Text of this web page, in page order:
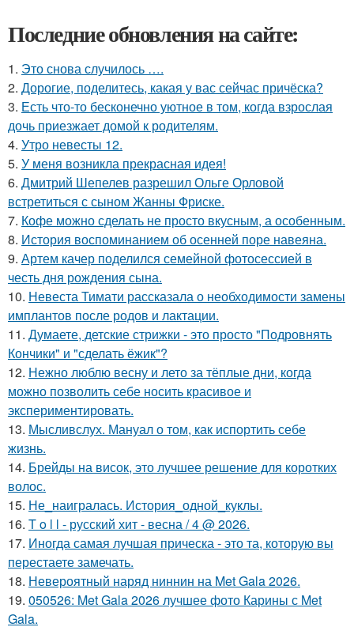
Последние обновления на сайте:
1. Это снова случилось ….
2. Дорогие, поделитесь, какая у вас сейчас причёска?
3. Есть что-то бесконечно уютное в том, когда взрослая
дочь приезжает домой к родителям.
4. Утро невесты 12.
5. У меня возникла прекрасная идея!
6. Дмитрий Шепелев разрешил Ольге Орловой
встретиться с сыном Жанны Фриске.
7. Кофе можно сделать не просто вкусным, а особенным.
8. История воспоминанием об осенней поре навеяна.
9. Артем качер поделился семейной фотосессией в
честь дня рождения сына.
10. Невеста Тимати рассказала о необходимости замены
имплантов после родов и лактации.
11. Думаете, детские стрижки - это просто "Подровнять
Кончики" и "сделать ёжик"?
12. Нежно люблю весну и лето за тёплые дни, когда
можно позволить себе носить красивое и
экспериментировать.
13. Мысливслух. Мануал о том, как испортить себе
жизнь.
14. Брейды на висок, это лучшее решение для коротких
волос.
15. Не_наигралась. История_одной_куклы.
16. T o l l - русский хит - весна / 4 @ 2026.
17. Иногда самая лучшая прическа - это та, которую вы
перестаете замечать.
18. Невероятный наряд ниннин на Met Gala 2026.
19. 050526: Met Gala 2026 лучшее фото Карины с Met
Gala.